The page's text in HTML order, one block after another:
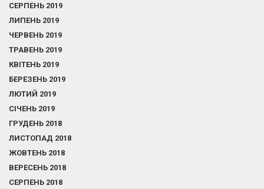
СЕРПЕНЬ 2019
ЛИПЕНЬ 2019
ЧЕРВЕНЬ 2019
ТРАВЕНЬ 2019
КВІТЕНЬ 2019
БЕРЕЗЕНЬ 2019
ЛЮТИЙ 2019
СІЧЕНЬ 2019
ГРУДЕНЬ 2018
ЛИСТОПАД 2018
ЖОВТЕНЬ 2018
ВЕРЕСЕНЬ 2018
СЕРПЕНЬ 2018